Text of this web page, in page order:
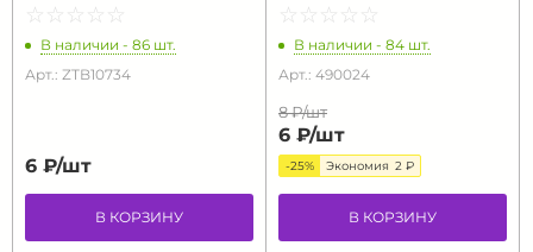
☆ ☆ ☆ ☆ ☆
★ ★ ★ ★ ★
В наличии - 86 шт.
Арт.: ZTB10734
6 ₽/шт
В КОРЗИНУ
☆ ☆ ☆ ☆ ☆
★ ★ ★ ★ ★
В наличии - 84 шт.
Арт.: 490024
8 ₽/шт
6 ₽/шт
-25% Экономия 2 ₽
В КОРЗИНУ